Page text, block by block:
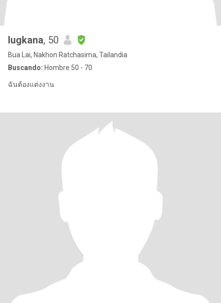
Iugkana, 50
Bua Lai, Nakhon Ratchasima, Tailandia
Buscando: Hombre 50 - 70
ฉันต้องแต่งงาน